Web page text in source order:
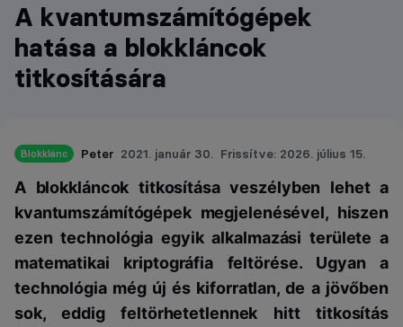
A kvantumszámítógépek
hatása a blokkláncok
titkosítására
Blokklánc Peter 2021. január 30. Frissítve: 2026. július 15.
A blokkláncok titkosítása veszélyben lehet a
kvantumszámítógépek megjelenésével, hiszen
ezen technológia egyik alkalmazási területe a
matematikai kriptográfia feltörése. Ugyan a
technológia még új és kiforratlan, de a jövőben
sok, eddig feltörhetetlennek hitt titkosítás